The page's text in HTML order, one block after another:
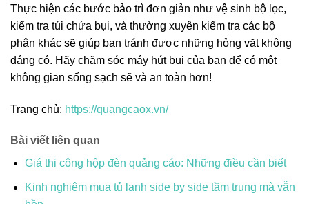
Thực hiện các bước bảo trì đơn giản như vệ sinh bộ lọc,
kiểm tra túi chứa bụi, và thường xuyên kiểm tra các bộ
phận khác sẽ giúp bạn tránh được những hỏng vặt không
đáng có. Hãy chăm sóc máy hút bụi của bạn để có một
không gian sống sạch sẽ và an toàn hơn!
Trang chủ: https://quangcaox.vn/
Bài viết liên quan
Giá thi công hộp đèn quảng cáo: Những điều cần biết
Kinh nghiệm mua tủ lạnh side by side tầm trung mà vẫn